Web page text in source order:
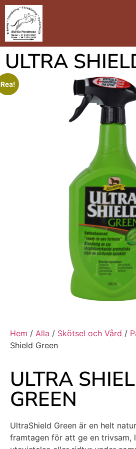
ULTRA
Rea!
Hem / Alla / Skötsel och Vård /
Shield Green
ULTRA
GREEN
UltraShield Green är en helt
framtagen för att ge en trivsam,